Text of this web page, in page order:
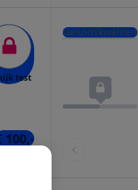
test
100,-
Geluidskwaliteit